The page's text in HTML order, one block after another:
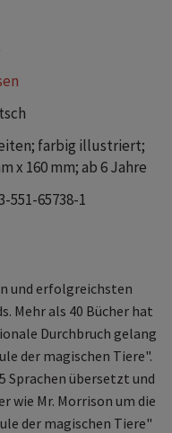
farbig illustriert;
x 160 mm; ab 6 Jahre
551-65738-1
und erfolgreichsten
Mehr als 40 Bücher hat
Durchbruch gelang
der magischen Tiere".
Sprachen übersetzt und
wie Mr. Morrison um die
der magischen Tiere"